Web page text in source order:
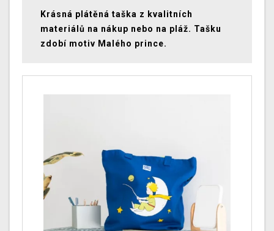
Krásná plátěná taška z kvalitních
materiálů na nákup nebo na pláž. Tašku
zdobí motiv Malého prince.